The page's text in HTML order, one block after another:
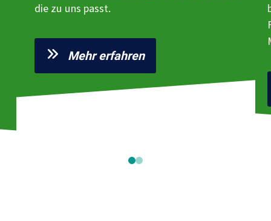
die zu uns passt.
Mehr erfahren
01